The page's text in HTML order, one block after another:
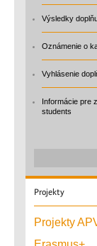
Výsledky
Oznámenie o
Vyhlásenie
Informácie pre
students
Projekty
Projekty